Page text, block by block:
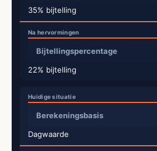
35% bijtelling
Bijtellingspercentage
22% bijtelling
Berekeningsbasis
Dagwaarde